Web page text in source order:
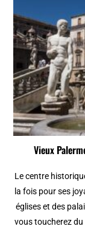
Vieux
Le centre
la fois pour ses
églises et des
vous toucherez